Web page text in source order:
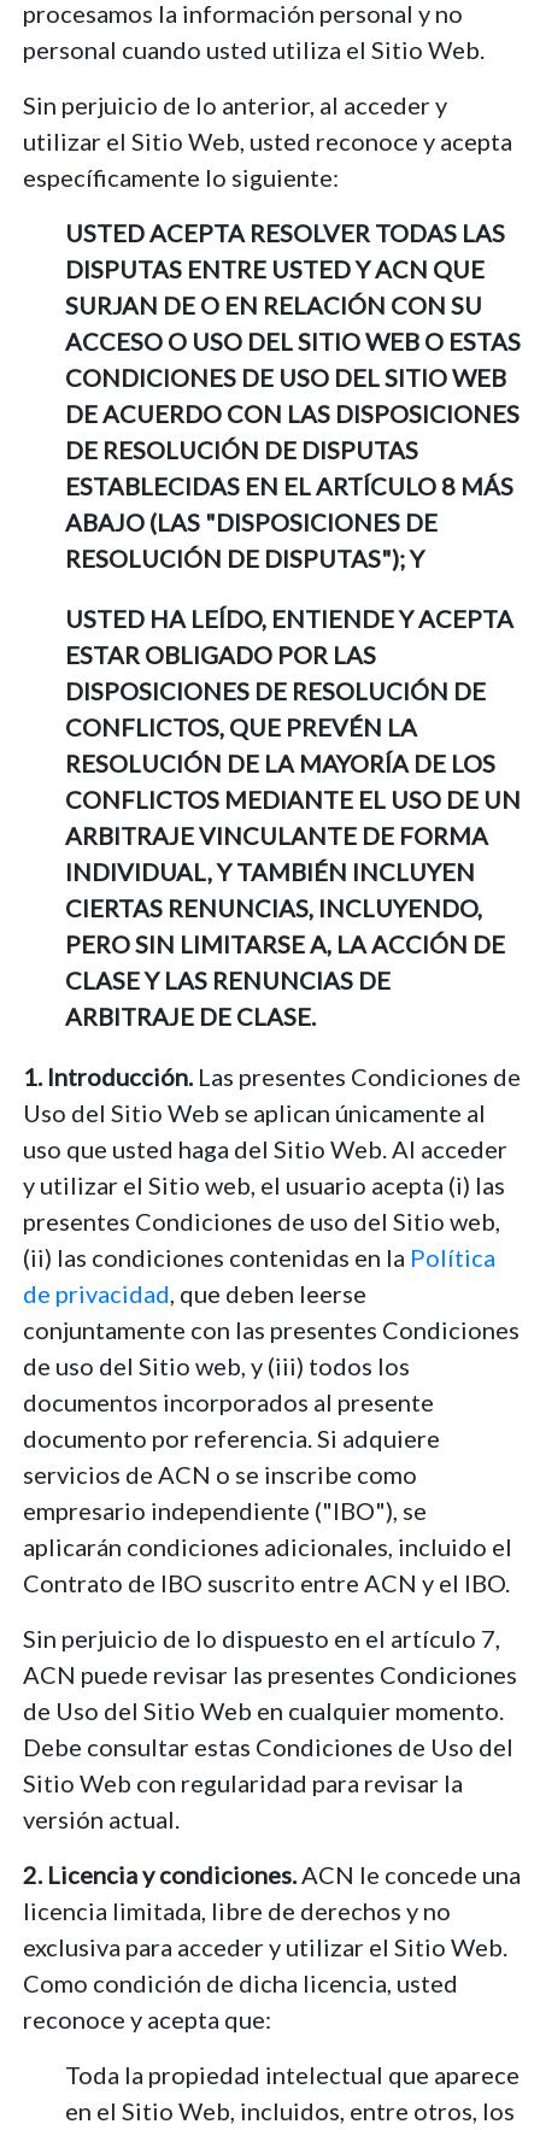
procesamos la información personal y no
personal cuando usted utiliza el Sitio Web.
Sin perjuicio de lo anterior, al acceder y
utilizar el Sitio Web, usted reconoce y acepta
específicamente lo siguiente:
USTED ACEPTA RESOLVER TODAS LAS
DISPUTAS ENTRE USTED Y ACN QUE
SURJAN DE O EN RELACIÓN CON SU
ACCESO O USO DEL SITIO WEB O ESTAS
CONDICIONES DE USO DEL SITIO WEB
DE ACUERDO CON LAS DISPOSICIONES
DE RESOLUCIÓN DE DISPUTAS
ESTABLECIDAS EN EL ARTÍCULO 8 MÁS
ABAJO (LAS "DISPOSICIONES DE
RESOLUCIÓN DE DISPUTAS"); Y
USTED HA LEÍDO, ENTIENDE Y ACEPTA
ESTAR OBLIGADO POR LAS
DISPOSICIONES DE RESOLUCIÓN DE
CONFLICTOS, QUE PREVÉN LA
RESOLUCIÓN DE LA MAYORÍA DE LOS
CONFLICTOS MEDIANTE EL USO DE UN
ARBITRAJE VINCULANTE DE FORMA
INDIVIDUAL, Y TAMBIÉN INCLUYEN
CIERTAS RENUNCIAS, INCLUYENDO,
PERO SIN LIMITARSE A, LA ACCIÓN DE
CLASE Y LAS RENUNCIAS DE
ARBITRAJE DE CLASE.
1. Introducción. Las presentes Condiciones de
Uso del Sitio Web se aplican únicamente al
uso que usted haga del Sitio Web. Al acceder
y utilizar el Sitio web, el usuario acepta (i) las
presentes Condiciones de uso del Sitio web,
(ii) las condiciones contenidas en la Política
de privacidad, que deben leerse
conjuntamente con las presentes Condiciones
de uso del Sitio web, y (iii) todos los
documentos incorporados al presente
documento por referencia. Si adquiere
servicios de ACN o se inscribe como
empresario independiente ("IBO"), se
aplicarán condiciones adicionales, incluido el
Contrato de IBO suscrito entre ACN y el IBO.
Sin perjuicio de lo dispuesto en el artículo 7,
ACN puede revisar las presentes Condiciones
de Uso del Sitio Web en cualquier momento.
Debe consultar estas Condiciones de Uso del
Sitio Web con regularidad para revisar la
versión actual.
2. Licencia y condiciones.ACN le concede una
licencia limitada, libre de derechos y no
exclusiva para acceder y utilizar el Sitio Web.
Como condición de dicha licencia, usted
reconoce y acepta que:
Toda la propiedad intelectual que aparece
en el Sitio Web, incluidos, entre otros, los